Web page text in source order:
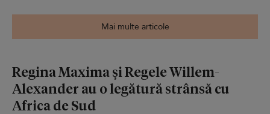
Mai multe articole
Regina Maxima și Regele Willem-
Alexander au o legătură strânsă cu
Africa de Sud